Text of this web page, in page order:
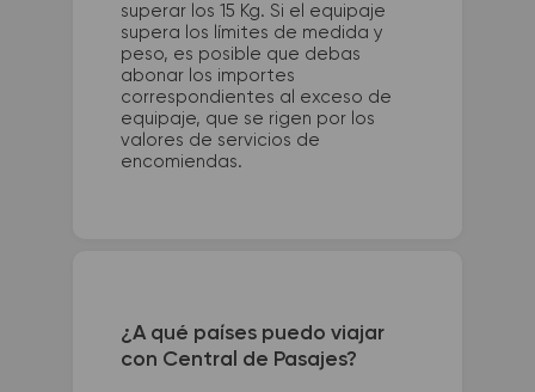
superar los 15 Kg. Si el equipaje
supera los límites de medida y
peso, es posible que debas
abonar los importes
correspondientes al exceso de
equipaje, que se rigen por los
valores de servicios de
encomiendas.
¿A qué países puedo viajar
con Central de Pasajes?